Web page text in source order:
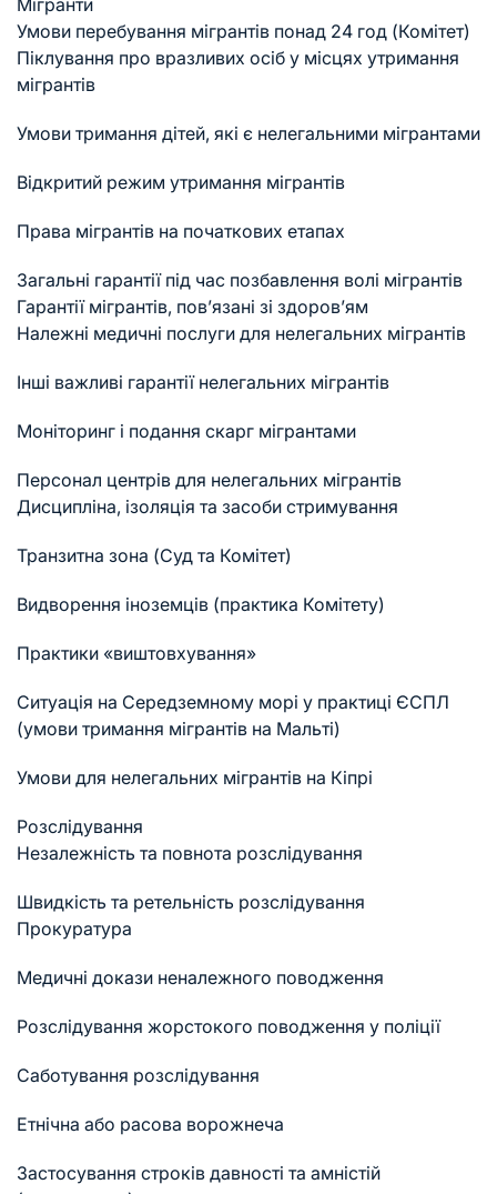
Мігранти
Умови перебування мігрантів понад 24 год (Комітет)
Піклування про вразливих осіб у місцях утримання
мігрантів
Умови тримання дітей, які є нелегальними мігрантами
Відкритий режим утримання мігрантів
Права мігрантів на початкових етапах
Загальні гарантії під час позбавлення волі мігрантів
Гарантії мігрантів, пов’язані зі здоров’ям
Належні медичні послуги для нелегальних мігрантів
Інші важливі гарантії нелегальних мігрантів
Моніторинг і подання скарг мігрантами
Персонал центрів для нелегальних мігрантів
Дисципліна, ізоляція та засоби стримування
Транзитна зона (Суд та Комітет)
Видворення іноземців (практика Комітету)
Практики «виштовхування»
Ситуація на Середземному морі у практиці ЄСПЛ
(умови тримання мігрантів на Мальті)
Умови для нелегальних мігрантів на Кіпрі
Розслідування
Незалежність та повнота розслідування
Швидкість та ретельність розслідування
Прокуратура
Медичні докази неналежного поводження
Розслідування жорстокого поводження у поліції
Саботування розслідування
Етнічна або расова ворожнеча
Застосування строків давності та амністій